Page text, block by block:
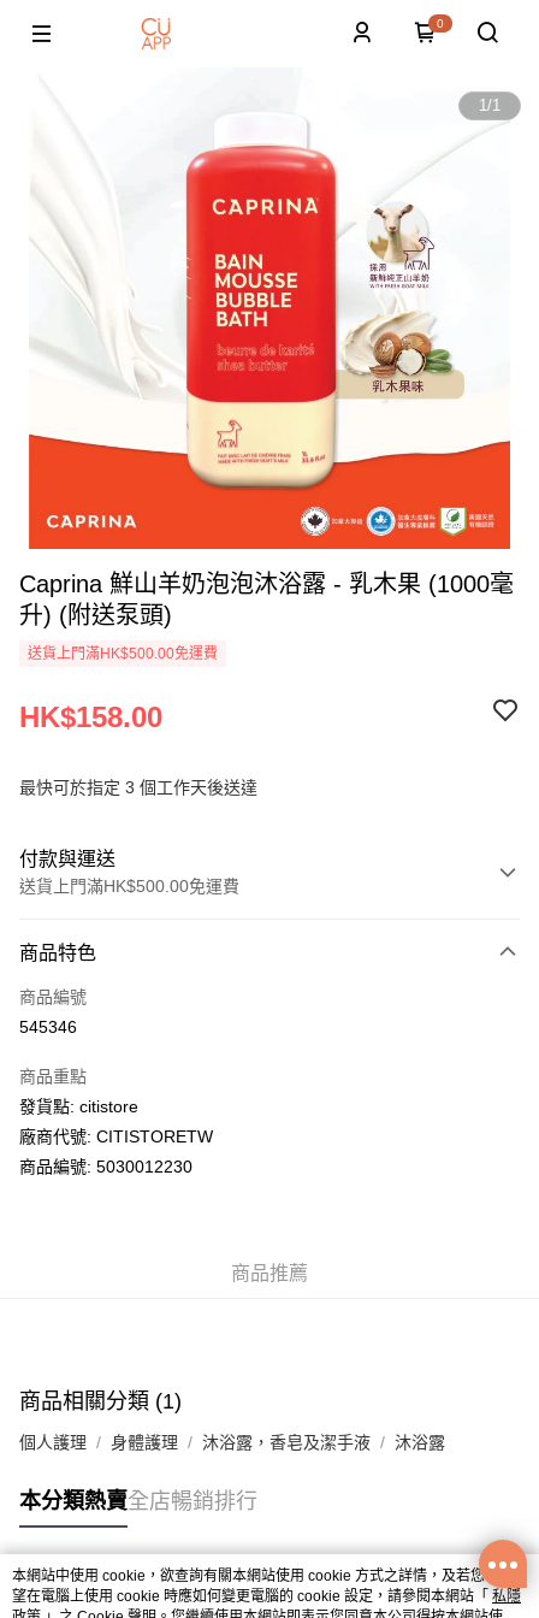
0
1/1
Caprina 鮮山羊奶泡泡沐浴露 - 乳木果 (1000毫
升) (附送泵頭)
送貨上門滿HK$500.00免運費
HK$158.00
最快可於指定 3 個工作天後送達
付款與運送
送貨上門滿HK$500.00免運費
信用卡
AlipayHK
WeChat Pay
送貨方式
每筆HK$50.00，滿HK$200.00或以上免運費
UNY 門市自取
商品特色
商品編號
545346
商品重點
發貨點: citistore
廠商代號: CITISTORETW
商品編號: 5030012230
商品推薦
商品相關分類 (1)
個人護理 身體護理 沐浴露，香皂及潔手液 沐浴露
本分類熱賣全店暢銷排行
熱門標籤
本網站中使用 cookie，欲查詢有關本網站使用 cookie 方式之詳情，及若您不希
望在電腦上使用 cookie 時應如何變更電腦的 cookie 設定，請參閱本網站「 私隱